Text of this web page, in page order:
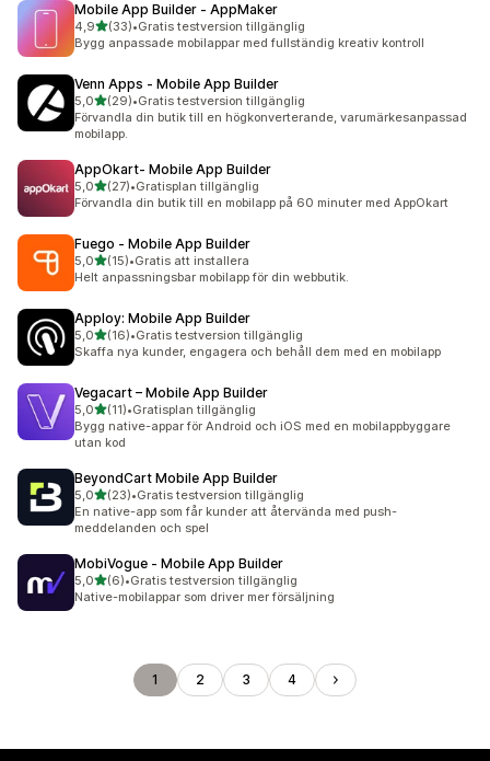
Mobile App Builder ‑ AppMaker
4,9av 5 stjärnor
(33)
33 recensioner totalt
•Gratis testversion tillgänglig
Bygg anpassade mobilappar med fullständig kreativ kontroll
Venn Apps ‑ Mobile App Builder
5,0av 5 stjärnor
(29)
29 recensioner totalt
•Gratis testversion tillgänglig
Förvandla din butik till en högkonverterande, varumärkesanpassad
mobilapp.
AppOkart‑ Mobile App Builder
5,0av 5 stjärnor
(27)
27 recensioner totalt
•Gratisplan tillgänglig
Förvandla din butik till en mobilapp på 60 minuter med AppOkart
Fuego ‑ Mobile App Builder
5,0av 5 stjärnor
(15)
15 recensioner totalt
•Gratis att installera
Helt anpassningsbar mobilapp för din webbutik.
Apploy: Mobile App Builder
5,0av 5 stjärnor
(16)
16 recensioner totalt
•Gratis testversion tillgänglig
Skaffa nya kunder, engagera och behåll dem med en mobilapp
Vegacart – Mobile App Builder
5,0av 5 stjärnor
(11)
11 recensioner totalt
•Gratisplan tillgänglig
Bygg native-appar för Android och iOS med en mobilappbyggare
utan kod
BeyondCart Mobile App Builder
5,0av 5 stjärnor
(23)
23 recensioner totalt
•Gratis testversion tillgänglig
En native-app som får kunder att återvända med push-
meddelanden och spel
MobiVogue ‑ Mobile App Builder
5,0av 5 stjärnor
(6)
6 recensioner totalt
•Gratis testversion tillgänglig
Native-mobilappar som driver mer försäljning
1 2 3 4